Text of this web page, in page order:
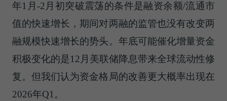
年1月-2月初突破震荡的条件是融资余额/流通市
值的快速增长，期间对两融的监管也没有改变两
融规模快速增长的势头。年底可能催化增量资金
积极变化的是12月美联储降息带来全球流动性修
复。但我们认为资金格局的改善更大概率出现在
2026年Q1。